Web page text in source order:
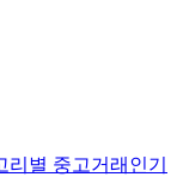
리별 중고거래 인기